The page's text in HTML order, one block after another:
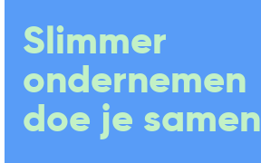
Slimmer
ondernemen
doe je samen